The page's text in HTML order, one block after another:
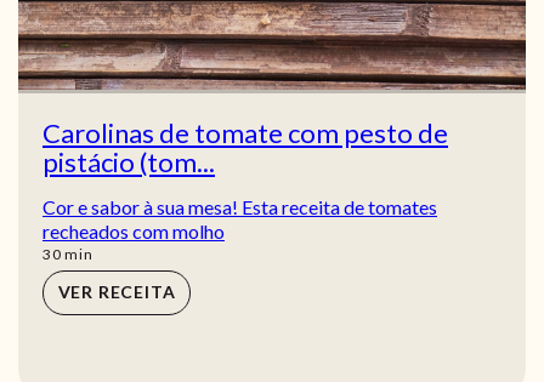
Carolinas de tomate com pesto de
pistácio (tom...
Cor e sabor à sua mesa! Esta receita de tomates
recheados com molho
30min
min
VER RECEITA